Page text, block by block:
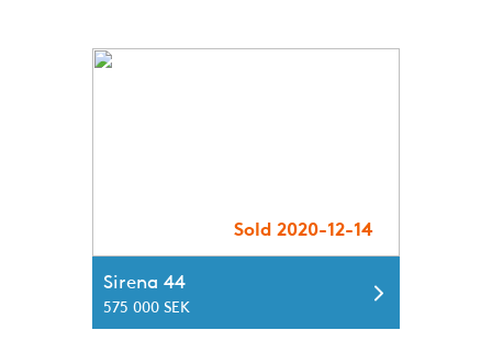
Sold 2020-12-14
Sirena 44
575 000 SEK